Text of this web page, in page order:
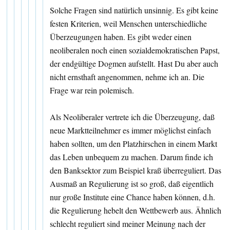
Solche Fragen sind natürlich unsinnig. Es gibt keine
festen Kriterien, weil Menschen unterschiedliche
Überzeugungen haben. Es gibt weder einen
neoliberalen noch einen sozialdemokratischen Papst,
der endgültige Dogmen aufstellt. Hast Du aber auch
nicht ernsthaft angenommen, nehme ich an. Die
Frage war rein polemisch.
Als Neoliberaler vertrete ich die Überzeugung, daß
neue Marktteilnehmer es immer möglichst einfach
haben sollten, um den Platzhirschen in einem Markt
das Leben unbequem zu machen. Darum finde ich
den Banksektor zum Beispiel kraß überreguliert. Das
Ausmaß an Regulierung ist so groß, daß eigentlich
nur große Institute eine Chance haben können, d.h.
die Regulierung hebelt den Wettbewerb aus. Ähnlich
schlecht reguliert sind meiner Meinung nach der